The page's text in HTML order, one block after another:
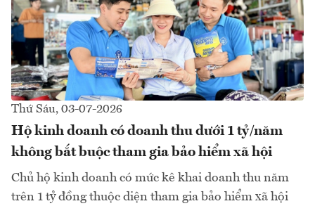
Thứ Sáu, 03-07-2026
Hộ kinh doanh có doanh thu dưới 1 tỷ/năm
không bắt buộc tham gia bảo hiểm xã hội
Chủ hộ kinh doanh có mức kê khai doanh thu năm
trên 1 tỷ đồng thuộc diện tham gia bảo hiểm xã hội